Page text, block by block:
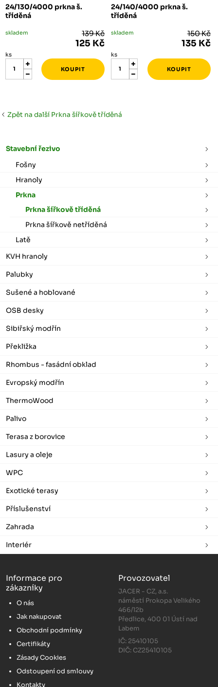
24/130/4000 prkna š.
tříděná
skladem 139 Kč
125 Kč
ks
24/140/4000 prkna š.
tříděná
skladem 150 Kč
135 Kč
ks
Zpět na další Prkna šířkově tříděná
Stavební řezivo
Fošny
Hranoly
Prkna
Prkna šířkově tříděná
Prkna šířkově netříděná
Latě
KVH hranoly
Palubky
Sušené a hoblované
OSB desky
Sibiřský modřín
Překližka
Rhombus - fasádní obklad
Evropský modřín
ThermoWood
Palivo
Terasa z borovice
Lasury a oleje
WPC
Exotické terasy
Příslušenství
Zahrada
Interiér
Informace pro
zákazníky
O nás
Jak nakupovat
Obchodní podmínky
Certifikáty
Zásady Cookies
Odstoupení od smlouvy
Kontakty
Provozovatel
JACER - CZ, a.s.
náměstí Prokopa Velikého
466/12b
Předlice, 400 01 Ústí nad
Labem
IČ: 25410105
DIČ: CZ25410105